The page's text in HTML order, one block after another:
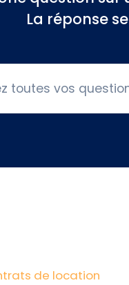
La réponse
de location